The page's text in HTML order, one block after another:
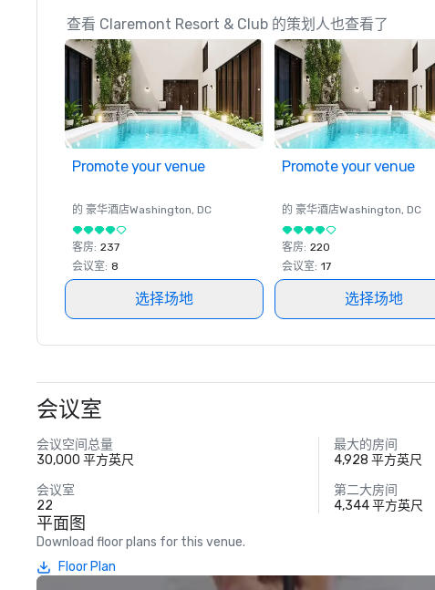
查看 Claremont Resort & Club 的策划人也查看了
Promote your venue
的 豪华酒店Washington, DC
客房: 237
会议室: 8
选择场地
Promote your venue
的 豪华酒店Washington, DC
客房: 220
会议室: 17
选择场地
会议室
会议空间总量
30,000 平方英尺
最大的房间
4,928 平方英尺
会议室
22
第二大房间
4,344 平方英尺
平面图
Download floor plans for this venue.
Floor Plan